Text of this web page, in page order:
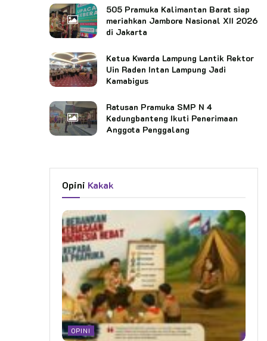
505 Pramuka Kalimantan Barat siap
meriahkan Jambore Nasional XII 2026
di Jakarta
Ketua Kwarda Lampung Lantik Rektor
Uin Raden Intan Lampung Jadi
Kamabigus
Ratusan Pramuka SMP N 4
Kedungbanteng Ikuti Penerimaan
Anggota Penggalang
Opini Kakak
OPINI